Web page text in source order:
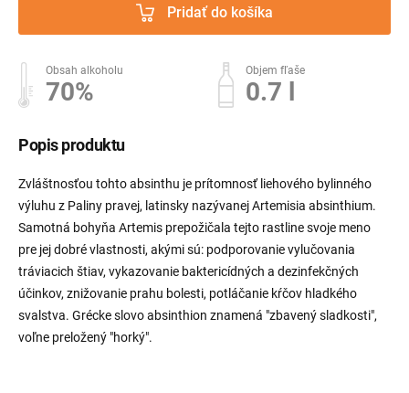
Pridať do košíka
Obsah alkoholu
70%
Objem fľaše
0.7 l
Popis produktu
Zvláštnosťou tohto absinthu je prítomnosť liehového bylinného
výluhu z Paliny pravej, latinsky nazývanej Artemisia absinthium.
Samotná bohyňa Artemis prepožičala tejto rastline svoje meno
pre jej dobré vlastnosti, akými sú: podporovanie vylučovania
tráviacich štiav, vykazovanie baktericídných a dezinfekčných
účinkov, znižovanie prahu bolesti, potláčanie kŕčov hladkého
svalstva. Grécke slovo absinthion znamená "zbavený sladkosti",
voľne preložený "horký".